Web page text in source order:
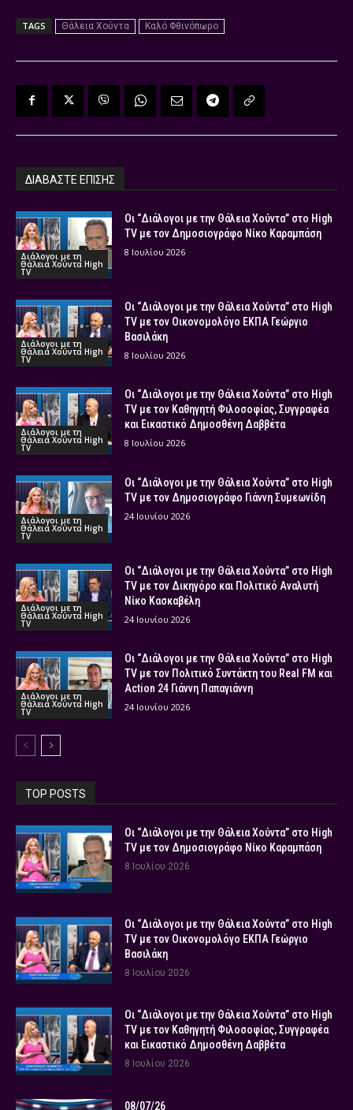
TAGS Θάλεια Χούντα Καλό Φθινόπωρο
ΔΙΑΒΑΣΤΕ ΕΠΙΣΗΣ
Διάλογοι με τη
Θάλεια Χούντα High
TV
Οι “Διάλογοι με την Θάλεια Χούντα” στο High
TV με τον Δημοσιογράφο Νίκο Καραμπάση
8 Ιουλίου 2026
Διάλογοι με τη
Θάλεια Χούντα High
TV
Οι “Διάλογοι με την Θάλεια Χούντα” στο High
TV με τον Οικονομολόγο ΕΚΠΑ Γεώργιο
Βασιλάκη
8 Ιουλίου 2026
Διάλογοι με τη
Θάλεια Χούντα High
TV
Οι “Διάλογοι με την Θάλεια Χούντα” στο High
TV με τον Καθηγητή Φιλοσοφίας, Συγγραφέα
και Εικαστικό Δημοσθένη Δαββέτα
8 Ιουλίου 2026
Διάλογοι με τη
Θάλεια Χούντα High
TV
Οι “Διάλογοι με την Θάλεια Χούντα” στο High
TV με τον Δημοσιογράφο Γιάννη Συμεωνίδη
24 Ιουνίου 2026
Διάλογοι με τη
Θάλεια Χούντα High
TV
Οι “Διάλογοι με την Θάλεια Χούντα” στο High
TV με τον Δικηγόρο και Πολιτικό Αναλυτή
Νίκο Κασκαβέλη
24 Ιουνίου 2026
Διάλογοι με τη
Θάλεια Χούντα High
TV
Οι “Διάλογοι με την Θάλεια Χούντα” στο High
TV με τον Πολιτικό Συντάκτη του Real FM και
Action 24 Γιάννη Παπαγιάννη
24 Ιουνίου 2026
TOP POSTS
Οι “Διάλογοι με την Θάλεια Χούντα” στο High
TV με τον Δημοσιογράφο Νίκο Καραμπάση
8 Ιουλίου 2026
Οι “Διάλογοι με την Θάλεια Χούντα” στο High
TV με τον Οικονομολόγο ΕΚΠΑ Γεώργιο
Βασιλάκη
8 Ιουλίου 2026
Οι “Διάλογοι με την Θάλεια Χούντα” στο High
TV με τον Καθηγητή Φιλοσοφίας, Συγγραφέα
και Εικαστικό Δημοσθένη Δαββέτα
8 Ιουλίου 2026
08/07/26